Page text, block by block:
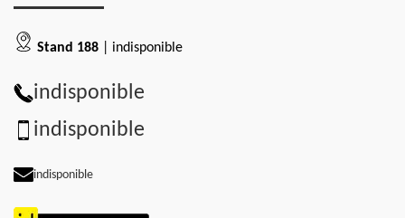
Stand 188 | indisponible
indisponible
indisponible
indisponible